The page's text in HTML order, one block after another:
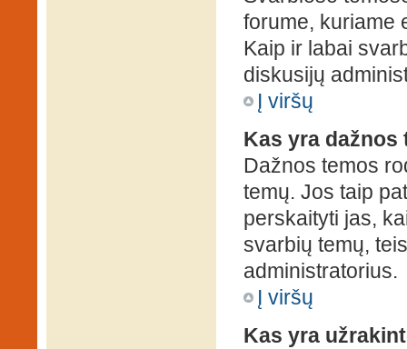
forume, kuriame
Kaip ir labai
diskusijų
Į viršų
Kas yra dažnos
Dažnos temos
temų. Jos taip
perskaityti jas,
svarbių temų,
administratorius.
Į viršų
Kas yra